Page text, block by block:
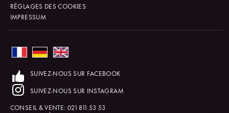
RÉGLAGES DES COOKIES
IMPRESSUM
SUIVEZ-NOUS SUR FACEBOOK
SUIVEZ-NOUS SUR INSTAGRAM
CONSEIL & VENTE: 021 811 53 53